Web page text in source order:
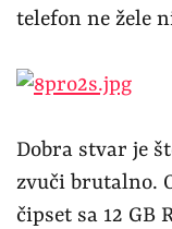
telefon ne žele
Dobra stvar je
zvuči brutalno.
čipset sa 12 GB